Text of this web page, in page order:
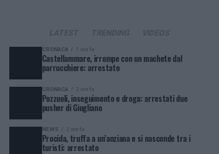
CRONACA 1 ora fa
Castellammare, irrompe con un machete dal
parrucchiere: arrestato
CRONACA 2 ore fa
Pozzuoli, inseguimento e droga: arrestati due
pusher di Giugliano
NEWS 2 ore fa
Procida, truffa a un’anziana e si nasconde tra i
turisti: arrestato